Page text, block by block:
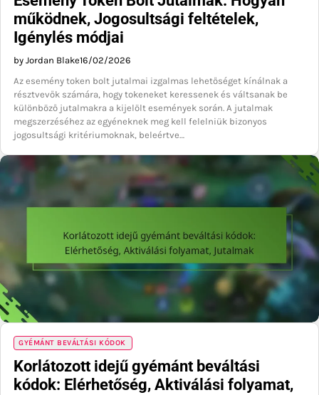
működnek, Jogosultsági feltételek,
Igénylés módjai
by Jordan Blake16/02/2026
Az esemény token bolt jutalmai izgalmas lehetőséget kínálnak a
résztvevők számára, hogy tokeneket keressenek és váltsanak be
különböző jutalmakra a kijelölt események során. A jutalmak
megszerzéséhez az egyéneknek meg kell felelniük bizonyos
jogosultsági kritériumoknak, beleértve…
GYÉMÁNT BEVÁLTÁSI KÓDOK
Korlátozott idejű gyémánt beváltási
kódok: Elérhetőség, Aktiválási folyamat,